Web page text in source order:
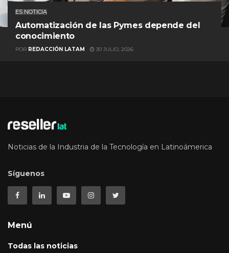
ES NOTICIA
Automatización de las Pymes depende del
conocimiento
POR REDACCIÓN LATAM 30 JULIO, 2026
Noticias de la Industria de la Tecnología en Latinoámerica
Síguenos
Menú
Todas las noticias